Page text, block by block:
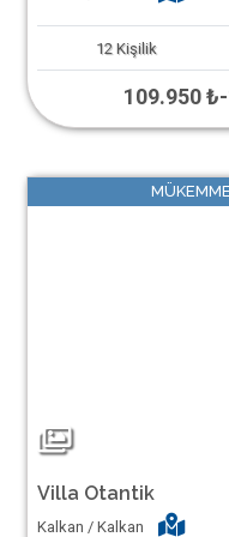
12 Kişilik
109.950 ₺-
Villa Otantik
Kalkan / Kalkan